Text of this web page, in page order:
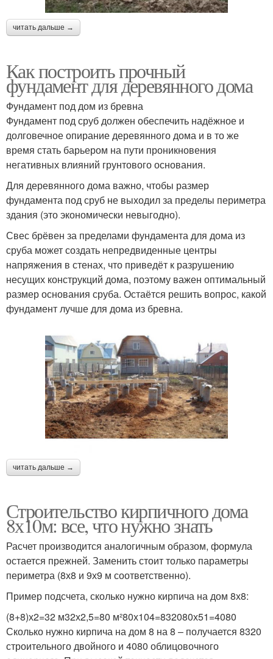
читать дальше →
Как построить прочный
фундамент для деревянного дома
Фундамент под дом из бревна
Фундамент под сруб должен обеспечить надёжное и
долговечное опирание деревянного дома и в то же
время стать барьером на пути проникновения
негативных влияний грунтового основания.
Для деревянного дома важно, чтобы размер
фундамента под сруб не выходил за пределы периметра
здания (это экономически невыгодно).
Свес брёвен за пределами фундамента для дома из
сруба может создать непредвиденные центры
напряжения в стенах, что приведёт к разрушению
несущих конструкций дома, поэтому важен оптимальный
размер основания сруба. Остаётся решить вопрос, какой
фундамент лучше для дома из бревна.
читать дальше →
Строительство кирпичного дома
8х10м: все, что нужно знать
Расчет производится аналогичным образом, формула
остается прежней. Заменить стоит только параметры
периметра (8х8 и 9х9 м соответственно).
Пример подсчета, сколько нужно кирпича на дом 8х8:
(8+8)х2=32 м32х2,5=80 м²80х104=832080х51=4080
Сколько нужно кирпича на дом 8 на 8 – получается 8320
строительного двойного и 4080 облицовочного